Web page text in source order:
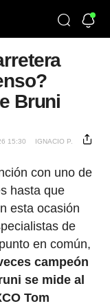
Bruni
15:30 IGNACIO P.
con uno de
hasta que
esta ocasión
de
en común,
campeón
se mide al
Tom